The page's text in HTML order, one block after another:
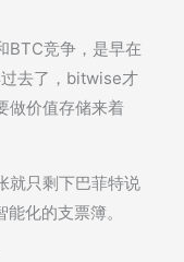
BTC竞争，是早在
去了，bitwise才
做价值存储来着
就只剩下巴菲特说
化的支票簿。